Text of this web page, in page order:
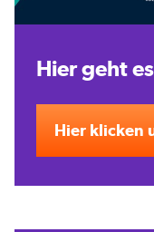
Hier geht
Hier klicken